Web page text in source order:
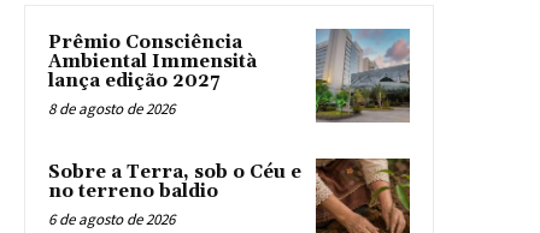
Prêmio Consciência
Ambiental Immensità
lança edição 2027
8 de agosto de 2026
Sobre a Terra, sob o Céu e
no terreno baldio
6 de agosto de 2026